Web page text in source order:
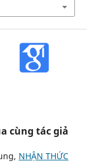
cùng tác giả
NHẬN THỨC